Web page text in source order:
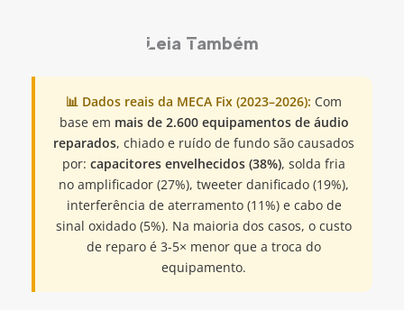
Leia Também
📊 Dados reais da MECA Fix (2023–2026): Com
base em mais de 2.600 equipamentos de áudio
reparados, chiado e ruído de fundo são causados
por: capacitores envelhecidos (38%), solda fria
no amplificador (27%), tweeter danificado (19%),
interferência de aterramento (11%) e cabo de
sinal oxidado (5%). Na maioria dos casos, o custo
de reparo é 3-5× menor que a troca do
equipamento.